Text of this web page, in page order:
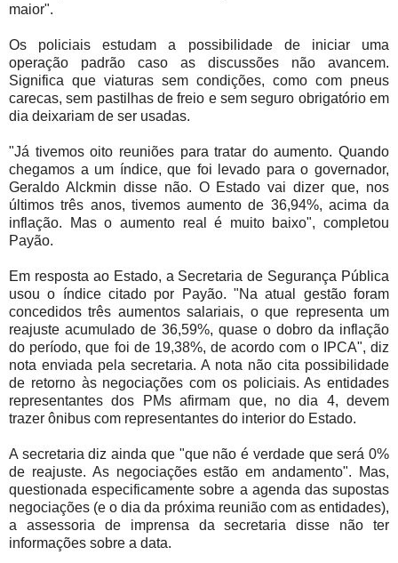
maior".
Os policiais estudam a possibilidade de iniciar uma
operação padrão caso as discussões não avancem.
Significa que viaturas sem condições, como com pneus
carecas, sem pastilhas de freio e sem seguro obrigatório em
dia deixariam de ser usadas.
"Já tivemos oito reuniões para tratar do aumento. Quando
chegamos a um índice, que foi levado para o governador,
Geraldo Alckmin disse não. O Estado vai dizer que, nos
últimos três anos, tivemos aumento de 36,94%, acima da
inflação. Mas o aumento real é muito baixo", completou
Payão.
Em resposta ao Estado, a Secretaria de Segurança Pública
usou o índice citado por Payão. "Na atual gestão foram
concedidos três aumentos salariais, o que representa um
reajuste acumulado de 36,59%, quase o dobro da inflação
do período, que foi de 19,38%, de acordo com o IPCA", diz
nota enviada pela secretaria. A nota não cita possibilidade
de retorno às negociações com os policiais. As entidades
representantes dos PMs afirmam que, no dia 4, devem
trazer ônibus com representantes do interior do Estado.
A secretaria diz ainda que "que não é verdade que será 0%
de reajuste. As negociações estão em andamento". Mas,
questionada especificamente sobre a agenda das supostas
negociações (e o dia da próxima reunião com as entidades),
a assessoria de imprensa da secretaria disse não ter
informações sobre a data.